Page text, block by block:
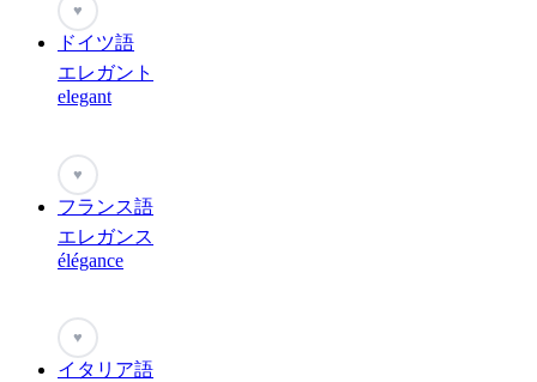
♥
ドイツ語
エレガント
elegant
♥
フランス語
エレガンス
élégance
♥
イタリア語